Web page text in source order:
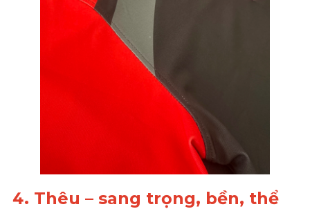
4. Thêu – sang trọng, bền, thể